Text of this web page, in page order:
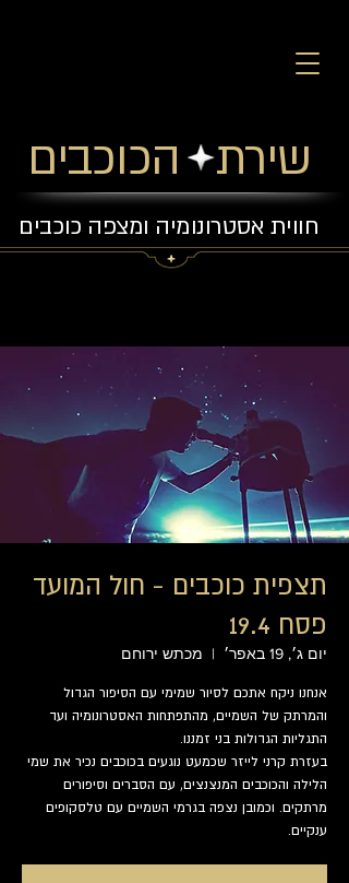
שירת הכוכבים
חווית אסטרונומיה ומצפה כוכבים
תצפית כוכבים - חול המועד
פסח 19.4
יום ג׳, 19 באפר׳
  |
מכתש ירוחם
אנחנו ניקח אתכם לסיור שמימי עם הסיפור הגדול
והמרתק של השמיים, מהתפתחות האסטרונומיה ועד
בעזרת קרני לייזר שכמעט נוגעים בכוכבים נכיר את שמי
הלילה והכוכבים המנצנצים, עם הסברים וסיפורים
מרתקים. וכמובן נצפה בגרמי השמיים עם טלסקופים
ענקיים.